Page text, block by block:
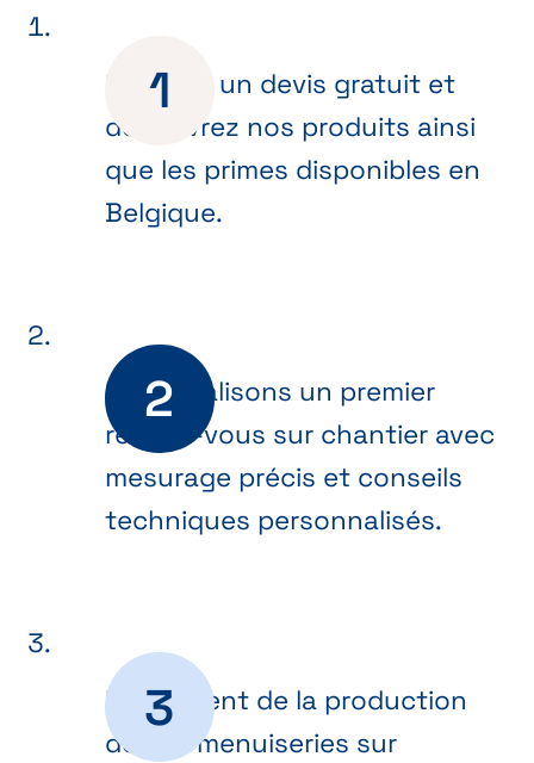
Recevez un devis gratuit et
découvrez nos produits ainsi
que les primes disponibles en
Belgique.
Nous réalisons un premier
rendez-vous sur chantier avec
mesurage précis et conseils
techniques personnalisés.
Lancement de la production
de vos menuiseries sur